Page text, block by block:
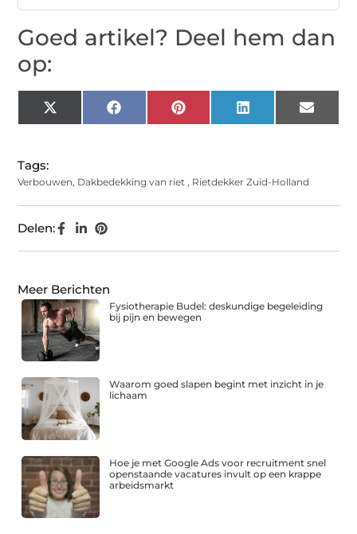
Goed artikel? Deel hem dan
op:
X
(Twitter)
Facebook Pinterest LinkedIn Email
Tags:
Verbouwen, Dakbedekking van riet , Rietdekker Zuid-Holland
Delen:
Meer Berichten
Fysiotherapie Budel: deskundige begeleiding
bij pijn en bewegen
Waarom goed slapen begint met inzicht in je
lichaam
Hoe je met Google Ads voor recruitment snel
openstaande vacatures invult op een krappe
arbeidsmarkt